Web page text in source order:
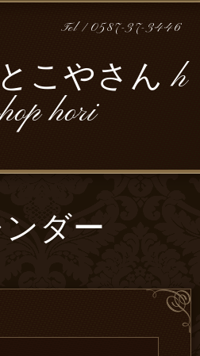
Tel / 0587-37-3446
こやさん h
hori
ダー